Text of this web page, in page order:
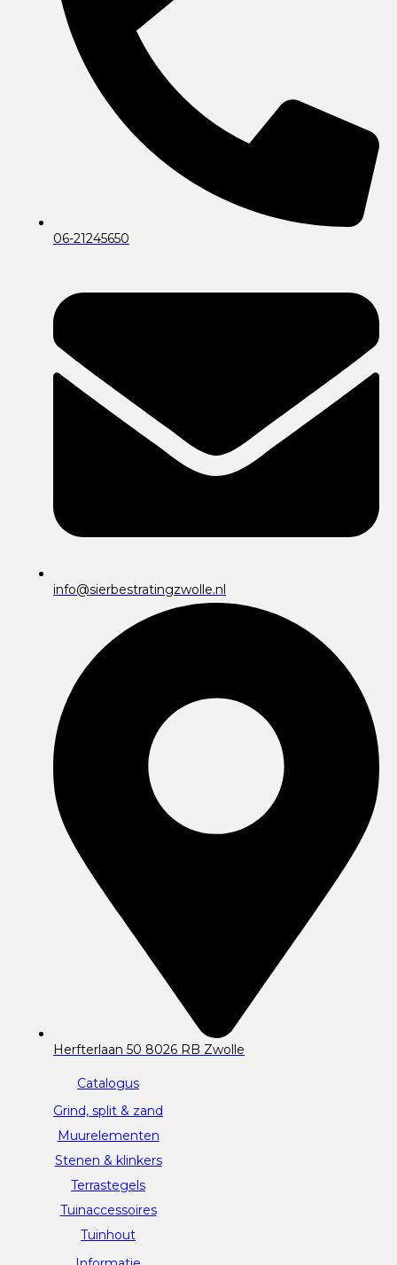
06-21245650
info@sierbestratingzwolle.nl
Herfterlaan 50 8026 RB Zwolle
Catalogus
Grind, split & zand
Muurelementen
Stenen & klinkers
Terrastegels
Tuinaccessoires
Tuinhout